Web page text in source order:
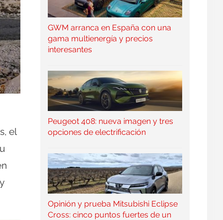
el
GWM arranca en España con una
gama multienergía y precios
interesantes
Peugeot 408: nueva imagen y tres
opciones de electrificación
Opinión y prueba Mitsubishi Eclipse
Cross: cinco puntos fuertes de un